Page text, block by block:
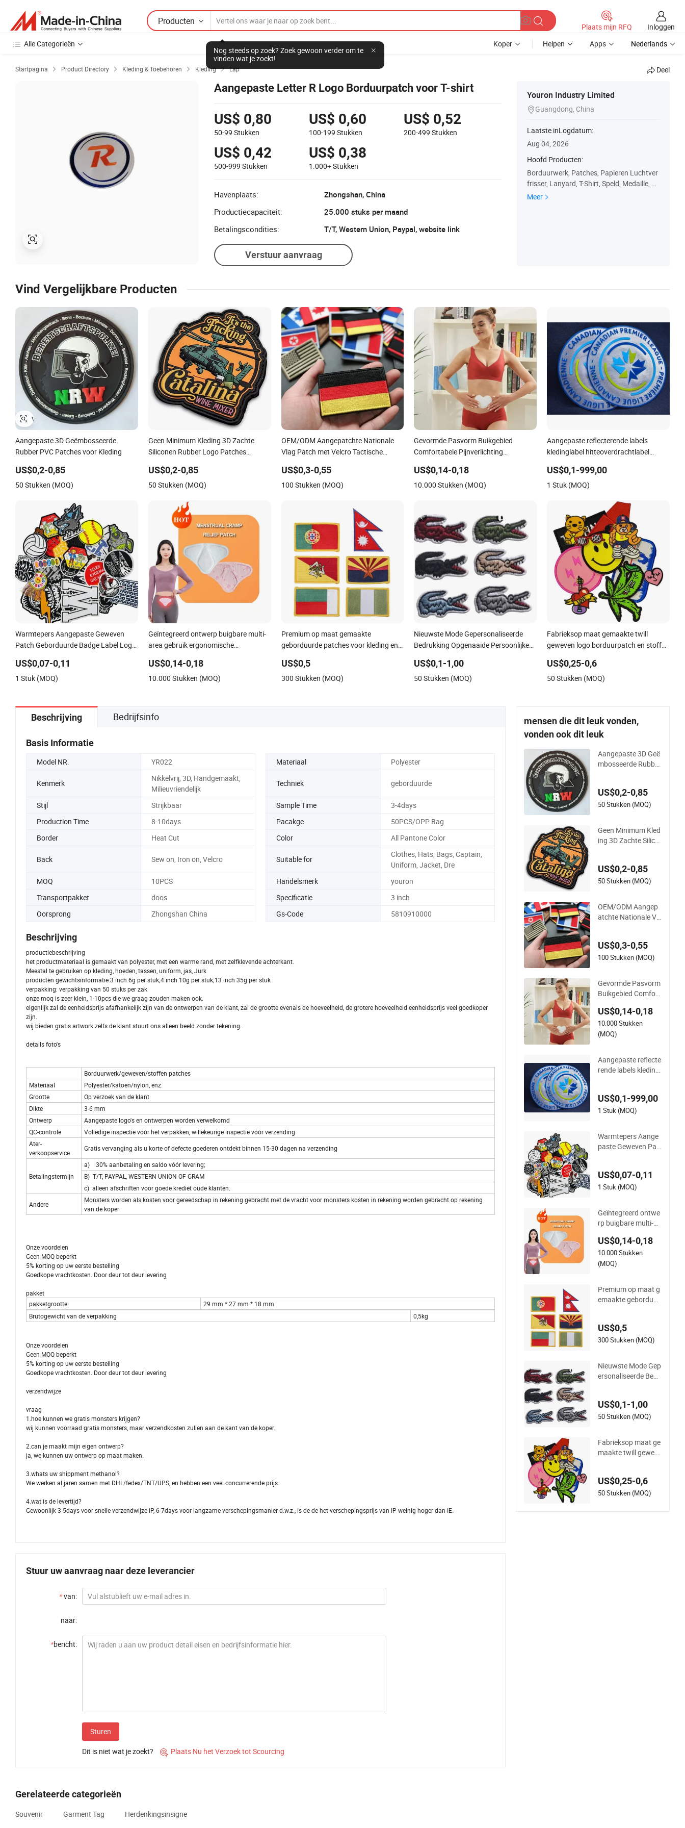
Producten
Nog steeds op zoek? Zoek gewoon verder om te
vinden wat je zoekt!
Plaats mijn RFQ
Inloggen
Alle Categorieën
Koper Helpen Apps Nederlands
Startpagina  Product Directory  Kleding & Toebehoren  Kleding  Lap Deel
Aangepaste Letter R Logo Borduurpatch voor T-shirt
US$ 0,80
50-99 Stukken
US$ 0,60
100-199Stukken
US$ 0,52
200-499Stukken
US$ 0,42
500-999 Stukken
US$ 0,38
1.000+Stukken
Havenplaats:
Zhongshan, China
Productiecapaciteit:
25.000 stuks per maand
Betalingscondities:
T/T, Western Union, Paypal, website link
Verstuur aanvraag
Youron Industry Limited
Guangdong, China
Laatste inLogdatum:
Aug 04, 2026
Hoofd Producten:
Borduurwerk, Patches, Papieren Luchtver
frisser, Lanyard, T-Shirt, Speld, Medaille, Pe
t, Sleutelhanger
Meer
Vind Vergelijkbare Producten
Aangepaste 3D Geëmbosseerde
Rubber PVC Patches voor Kleding
US$0,2-0,85
50 Stukken (MOQ)
Geen Minimum Kleding 3D Zachte
Siliconen Rubber Logo Patches
US$0,2-0,85
50 Stukken (MOQ)
OEM/ODM Aangepatchte Nationale
Vlag Patch met Velcro Tactische
Rugzakken
US$0,3-0,55
100 Stukken (MOQ)
Gevormde Pasvorm Buikgebied
Comfortabele Pijnverlichting
US$0,14-0,18
10.000 Stukken (MOQ)
Aangepaste reflecterende labels
kledinglabel hitteoverdrachtlabel
logo textiellabelproductie
US$0,1-999,00
1 Stuk (MOQ)
Warmtepers Aangepaste Geweven
Patch Geborduurde Badge Label Logo
Kleding & Garment Accessoires Badge
Strijkpatches
US$0,07-0,11
1 Stuk (MOQ)
Geïntegreerd ontwerp buigbare multi-
area gebruik ergonomische
US$0,14-0,18
10.000 Stukken (MOQ)
Premium op maat gemaakte
geborduurde patches voor kleding en
geborduurde landvlag patch haak- en
luspatches
US$0,5
300 Stukken (MOQ)
Nieuwste Mode Gepersonaliseerde
Bedrukking Opgenaaide Persoonlijke
US$0,1-1,00
50 Stukken (MOQ)
Fabrieksop maat gemaakte twill
geweven logo borduurpatch en stoffen
geborduurde patches voor
kledingaccessoires
US$0,25-0,6
50 Stukken (MOQ)
Beschrijving Bedrijfsinfo
Basis Informatie
Model NR. YR022 Materiaal Polyester
Kenmerk
Nikkelvrij, 3D, Handgemaakt,
Milieuvriendelijk
Techniek geborduurde
Stijl Strijkbaar Sample Time
3-4days
Production Time
8-10days Pacakge
50PCS/OPP Bag
Border
Heat Cut Color All Pantone Color
Back Sew on, Iron on, Velcro Suitable for
Clothes, Hats, Bags, Captain,
Uniform, Jacket, Dre
MOQ
10PCS Handelsmerk
youron
Transportpakket
doos Specificatie
3 inch
Oorsprong
Zhongshan China Gs-Code 5810910000
Beschrijving
productiebeschrijving
het productmateriaal is gemaakt van polyester, met een warme rand, met zelfklevende achterkant.
Meestal te gebruiken op kleding, hoeden, tassen, uniform, jas, Jurk
producten gewichtsinformatie:3 inch 6g per stuk;4 inch 10g per stuk;13 inch 35g per stuk
verpakking: verpakking van 50 stuks per zak
onze moq is zeer klein, 1-10pcs die we graag zouden maken ook.
eigenlijk zal de eenheidsprijs afafhankelijk zijn van de ontwerpen van de klant, zal de grootte evenals de hoeveelheid, de grotere hoeveelheid eenheidsprijs veel goedkoper
zijn.
wij bieden gratis artwork zelfs de klant stuurt ons alleen beeld zonder tekening.
details foto's
Borduurwerk/geweven/stoffen patches
Materiaal
Polyester/katoen/nylon, enz.
Grootte
Op verzoek van de klant
Dikte
3-6 mm
Ontwerp
Aangepaste logo's en ontwerpen worden verwelkomd
QC-controle
Volledige inspectie vóór het verpakken, willekeurige inspectie vóór verzending
Ater-
verkoopservice
Gratis vervanging als u korte of defecte goederen ontdekt binnen 15-30 dagen na verzending
Betalingstermijn
a) 30% aanbetaling en saldo vóór levering;
B) T/T, PAYPAL, WESTERN UNION OF GRAM
c) alleen afschriften voor goede krediet oude klanten.
Andere
Monsters worden als kosten voor gereedschap in rekening gebracht met de vracht voor monsters kosten in rekening worden gebracht op rekening
van de koper
Onze voordelen
Geen MOQ beperkt
5% korting op uw eerste bestelling
Goedkope vrachtkosten. Door deur tot deur levering
pakket
pakketgrootte:
29 mm * 27 mm * 18 mm
Brutogewicht van de verpakking
0,5kg
Onze voordelen
Geen MOQ beperkt
5% korting op uw eerste bestelling
Goedkope vrachtkosten. Door deur tot deur levering
verzendwijze
vraag
1.hoe kunnen we gratis monsters krijgen?
wij kunnen voorraad gratis monsters, maar verzendkosten zullen aan de kant van de koper.
2.can je maakt mijn eigen ontwerp?
ja, we kunnen uw ontwerp op maat maken.
3.whats uw shippment methanol?
We werken al jaren samen met DHL/fedex/TNT/UPS, en hebben een veel concurrerende prijs.
4.wat is de levertijd?
Gewoonlijk 3-5days voor snelle verzendwijze IP, 6-7days voor langzame verschepingsmanier d.w.z., is de de het verschepingsprijs van IP weinig hoger dan IE.
Stuur uw aanvraag naar deze leverancier
*van:
naar:
*bericht:
Sturen
Dit is niet wat je zoekt?  Plaats Nu het Verzoek tot Scourcing
Gerelateerde categorieën
Souvenir Garment Tag Herdenkingsinsigne
mensen die dit leuk vonden,
vonden ook dit leuk
Aangepaste 3D Geë
mbosseerde Rubber
US$0,2-0,85
50 Stukken (MOQ)
Geen Minimum Kled
ing 3D Zachte Silico
PVC Patch
US$0,2-0,85
50 Stukken (MOQ)
OEM/ODM Aangep
atchte Nationale Vl
adges voor Kleding
&amp; Rugzakken
US$0,3-0,55
100 Stukken (MOQ)
Gevormde Pasvorm
Buikgebied Comfort
Baarmoeder Pijnverl
ichting Pleister
US$0,14-0,18
10.000 Stukken
(MOQ)
Aangepaste reflecte
rende labels kledingl
voor OEM aangepa
ste logo textiellabel
US$0,1-999,00
1 Stuk (MOQ)
Warmtepers Aange
paste Geweven Pat
othandel Applique B
orduurwerk Kleding
kpatches
US$0,07-0,11
1 Stuk (MOQ)
Geïntegreerd ontwe
rp buigbare multi-ar
ische buikpijnverlich
tingspatch
US$0,14-0,18
10.000 Stukken
(MOQ)
Premium op maat g
emaakte geborduur
iteitsijzeren applicat
ie geborduurde land
US$0,5
300 Stukken (MOQ)
Nieuwste Mode Gep
ersonaliseerde Bedr
il Borduurpatches
US$0,1-1,00
50 Stukken (MOQ)
Fabrieksop maat ge
maakte twill geweve
oor het strijken van
kleding geborduurd
ngaccessoires
US$0,25-0,6
50 Stukken (MOQ)